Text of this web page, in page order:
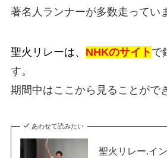
著名人ランナーが多数走ってい
聖火リレーは、 NHKのサイト で
す。
期間中はここから見ることがで
あわせて読みたい
聖火リレー.イ